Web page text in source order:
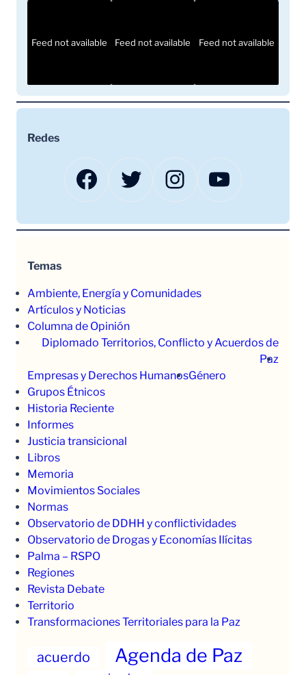
Feed not available Feed not available Feed not available
Redes
Facebook Twitter Instagram YouTube
Temas
Ambiente, Energía y Comunidades
Artículos y Noticias
Columna de Opinión
Diplomado Territorios, Conflicto y Acuerdos de
Paz
Empresas y Derechos HumanosGénero
Grupos Étnicos
Historia Reciente
Informes
Justicia transicional
Libros
Memoria
Movimientos Sociales
Normas
Observatorio de DDHH y conflictividades
Observatorio de Drogas y Economías Ilícitas
Palma – RSPO
Regiones
Revista Debate
Territorio
Transformaciones Territoriales para la Paz
acuerdo Agenda de Paz